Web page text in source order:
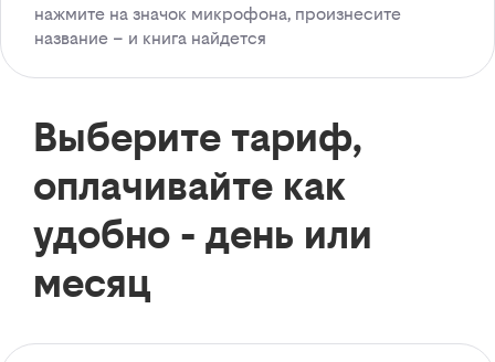
нажмите на значок микрофона, произнесите
название – и книга найдется
Выберите тариф,
оплачивайте как
удобно - день или
месяц